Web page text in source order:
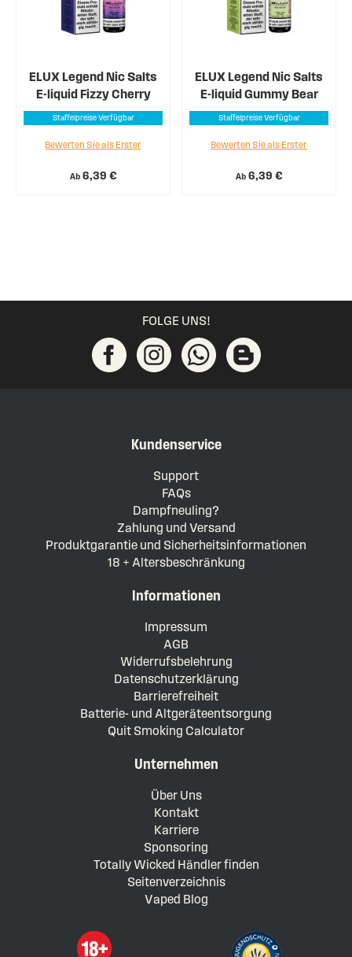
ELUX Legend Nic Salts
E-liquid Fizzy Cherry
Staffelpreise Verfügbar
Ab 6,39 €
Bewerten Sie als Erster
ELUX Legend Nic Salts
E-liquid Gummy Bear
Staffelpreise Verfügbar
Ab 6,39 €
Bewerten Sie als Erster
FOLGE UNS!
Kundenservice
Support
FAQs
Dampfneuling?
Zahlung und Versand
Produktgarantie und Sicherheitsinformationen
18 + Altersbeschränkung
Informationen
Impressum
AGB
Widerrufsbelehrung
Datenschutzerklärung
Barrierefreiheit
Batterie- und Altgeräteentsorgung
Quit Smoking Calculator
Unternehmen
Über Uns
Kontakt
Karriere
Sponsoring
Totally Wicked Händler finden
Seitenverzeichnis
Vaped Blog